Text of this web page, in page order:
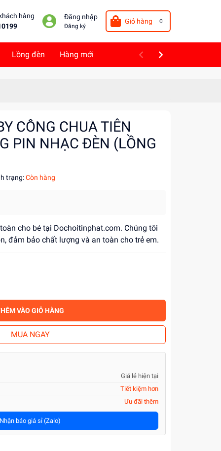
hàng
Đăng nhập
Đăng ký
Giỏ hàng 0
Lồng đèn Hàng mới
CÔNG CHUA TIÊN
PIN NHẠC ĐÈN (LỒNG
trạng:Còn hàng
cho bé tại Dochoitinphat.com. Chúng tôi
đảm bảo chất lượng và an toàn cho trẻ em.
VÀO GIỎ HÀNG
MUA NGAY
Giá lẻ hiện tại
Tiết kiệm hơn
Ưu đãi thêm
Nhận báo giá sỉ (Zalo)